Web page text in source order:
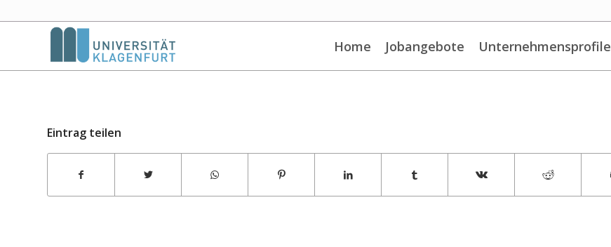
Home Jobangebote Unternehmensprofile
Eintrag teilen